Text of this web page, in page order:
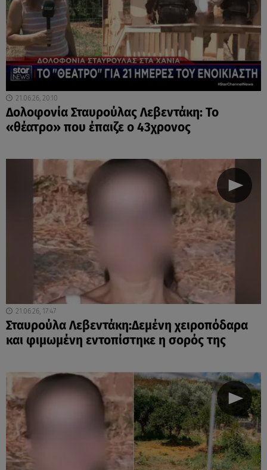
21.06.26, 20:10
Δολοφονία Σταυρούλας Λεβεντάκη: To
«θέατρο» που έπαιζε ο 43χρονος
21.06.26, 17:47
Σταυρούλα Λεβεντάκη:Δεμένη χειροπόδαρα
και φιμωμένη εντοπίστηκε η σορός της